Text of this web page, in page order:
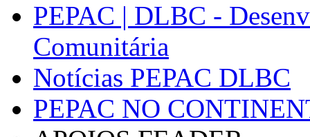
PEPAC | DLBC -
Comunitária
Notícias PEPAC DLBC
PEPAC NO